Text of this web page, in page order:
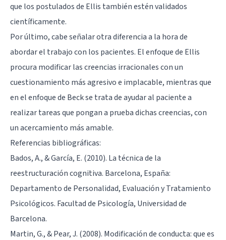
que los postulados de Ellis también estén validados
científicamente.
Por último, cabe señalar otra diferencia a la hora de
abordar el trabajo con los pacientes. El enfoque de Ellis
procura modificar las creencias irracionales con un
cuestionamiento más agresivo e implacable, mientras que
en el enfoque de Beck se trata de ayudar al paciente a
realizar tareas que pongan a prueba dichas creencias, con
un acercamiento más amable.
Referencias bibliográficas:
Bados, A., & García, E. (2010). La técnica de la
reestructuración cognitiva. Barcelona, España:
Departamento de Personalidad, Evaluación y Tratamiento
Psicológicos. Facultad de Psicología, Universidad de
Barcelona.
Martin, G., & Pear, J. (2008). Modificación de conducta: que es